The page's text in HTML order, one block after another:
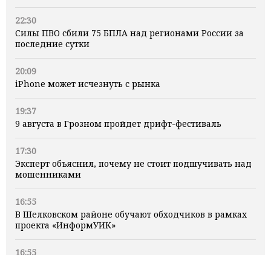
22:30
Силы ПВО сбили 75 БПЛА над регионами России за
последние сутки
20:09
iPhone может исчезнуть с рынка
19:37
9 августа в Грозном пройдет дрифт-фестиваль
17:30
Эксперт объяснил, почему не стоит подшучивать над
мошенниками
16:55
В Шелковском районе обучают обходчиков в рамках
проекта «ИнформУИК»
16:55